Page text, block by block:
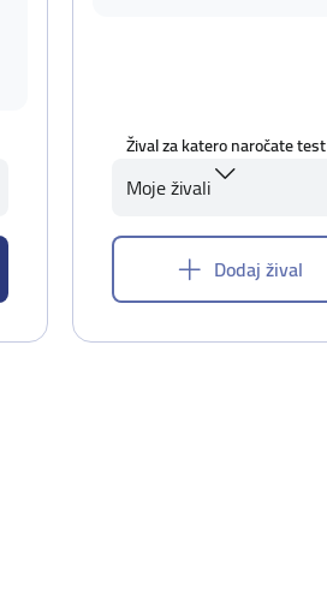
Žival za katero naročate test
Moje živali
Dodaj žival